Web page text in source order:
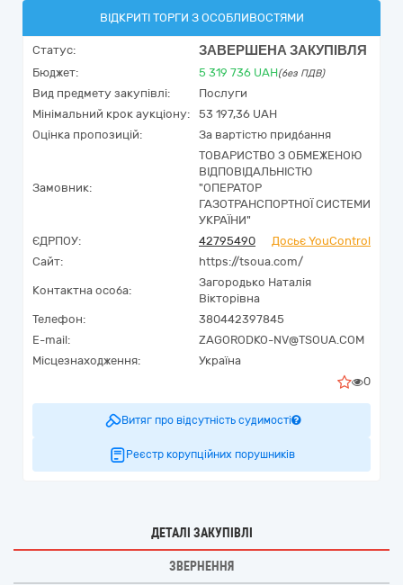
ВІДКРИТІ ТОРГИ З ОСОБЛИВОСТЯМИ
Статус: ЗАВЕРШЕНА ЗАКУПІВЛЯ
Бюджет: 5 319 736 UAH(без ПДВ)
Вид предмету закупівлі:
Послуги
Мінімальний крок аукціону:
53 197,36 UAH
Оцінка пропозицій:
За вартістю придбання
Замовник:
ТОВАРИСТВО З ОБМЕЖЕНОЮ
ВІДПОВІДАЛЬНІСТЮ
"ОПЕРАТОР
ГАЗОТРАНСПОРТНОЇ СИСТЕМИ
УКРАЇНИ"
ЄДРПОУ:
42795490
Досьє YouControl
Сайт:
https://tsoua.com/
Контактна особа:
Загородько Наталія
Вікторівна
Телефон:
380442397845
E-mail:
ZAGORODKO-NV@TSOUA.COM
Місцезнаходження:
Україна
0
Витяг про відсутність судимості
Реєстр корупційних порушників
ДЕТАЛІ ЗАКУПІВЛІ
ЗВЕРНЕННЯ